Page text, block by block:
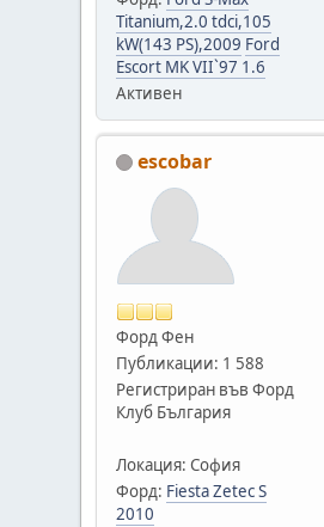
Titanium,2.0 tdci,105
kW(143 PS),2009 Ford
Escort MK VІІ`97 1.6
Активен
escobar
Форд Фен
Публикации: 1 588
Регистриран във Форд
Клуб България
Локация: София
Форд: Fiesta Zetec S
2010